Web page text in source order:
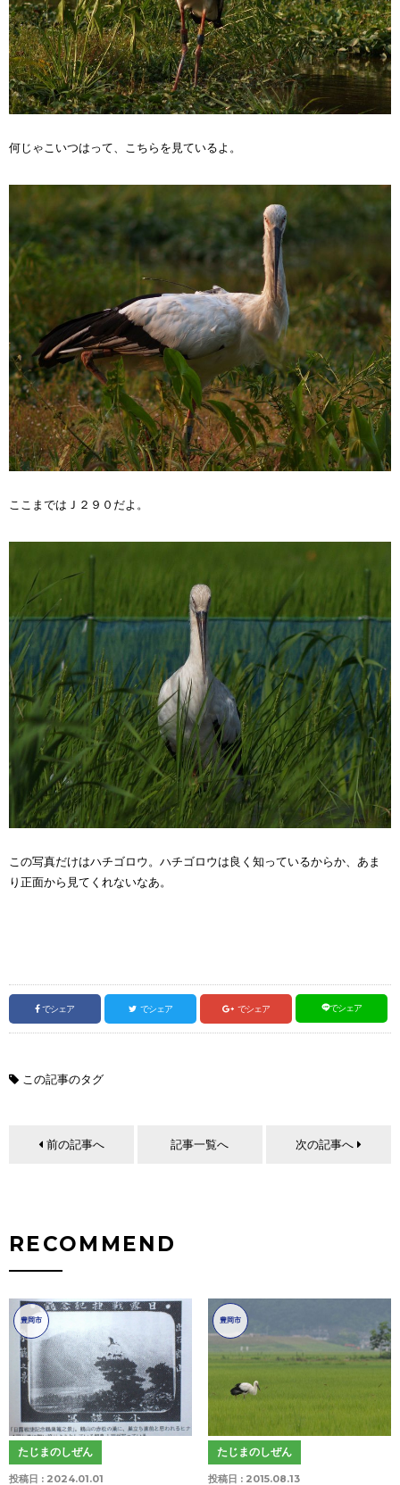
何じゃこいつはって、こちらを見ているよ。
ここまではＪ２９０だよ。
この写真だけはハチゴロウ。ハチゴロウは良く知っているからか、あま
り正面から見てくれないなあ。
でシェア でシェア でシェア でシェア
この記事のタグ
前の記事へ 記事一覧へ 次の記事へ
RECOMMEND
豊岡市
投稿日 : 2024.01.01
たじまのしぜん
豊岡市
投稿日 : 2015.08.13
たじまのしぜん